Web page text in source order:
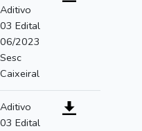
Aditivo
03 Edital
06/2023
Sesc
Caixeiral
Aditivo
03 Edital